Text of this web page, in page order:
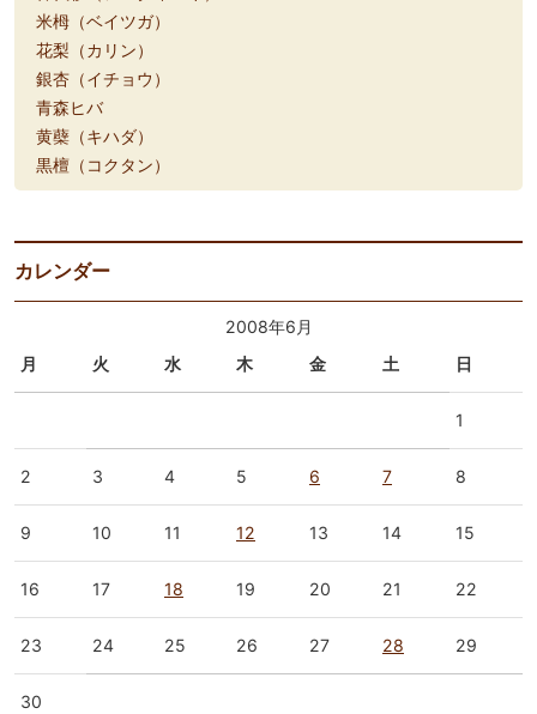
米栂（ベイツガ）
花梨（カリン）
銀杏（イチョウ）
青森ヒバ
黄蘗（キハダ）
黒檀（コクタン）
カレンダー
2008年6月
月
火 水 木 金 土 日
1
2 3 4 5 6 7 8
9 10 11 12 13 14 15
16 17 18 19 20 21 22
23 24 25 26 27 28 29
30